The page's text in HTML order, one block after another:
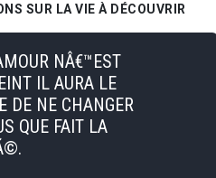
SUR LA VIE À DÉCOUVRIR
NÂ€™EST
IL AURA LE
DE NE CHANGER
QUE FAIT LA